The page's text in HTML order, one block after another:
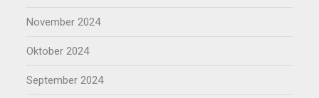
November 2024
Oktober 2024
September 2024